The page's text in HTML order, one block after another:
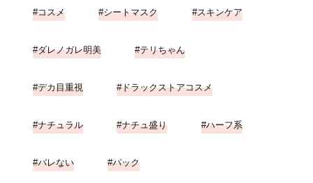
コスメ シートマスク スキンケア
ダレノガレ明美 テリちゃん
デカ目重視 ドラックストアコスメ
ナチュラル ナチュ盛り ハーフ系
バレない パック